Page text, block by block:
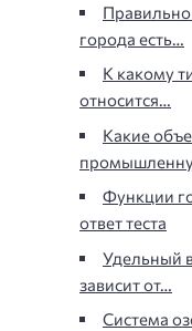
Правильно
города есть…
К какому
относится…
Какие
Функции
ответ теста
Удельный
зависит от…
Система